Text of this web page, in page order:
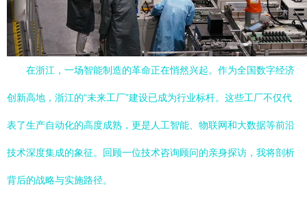
在浙江，一场智能制造的革命正在悄然兴起。作为全国数字经济
创新高地，浙江的“未来工厂”建设已成为行业标杆。这些工厂不仅代
表了生产自动化的高度成熟，更是人工智能、物联网和大数据等前沿
技术深度集成的象征。回顾一位技术咨询顾问的亲身探访，我将剖析
背后的战略与实施路径。